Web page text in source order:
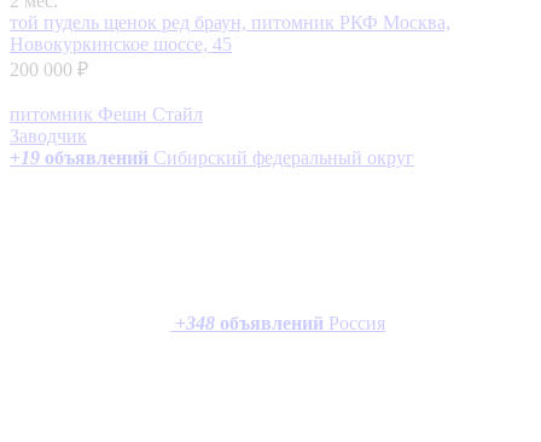
той пудель щенок ред браун, питомник РКФ Москва,
Новокуркинское шоссе, 45
200 000 ₽
питомник Фешн Стайл
Заводчик
+19 объявлений Сибирский федеральный округ
+348 объявлений Россия